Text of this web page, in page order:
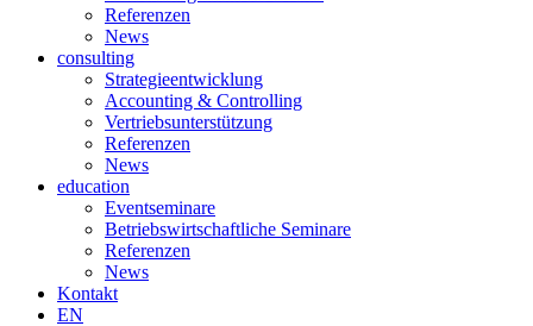
Referenzen
News
consulting
Strategieentwicklung
Accounting & Controlling
Vertriebsunterstützung
Referenzen
News
education
Eventseminare
Betriebswirtschaftliche Seminare
Referenzen
News
Kontakt
EN